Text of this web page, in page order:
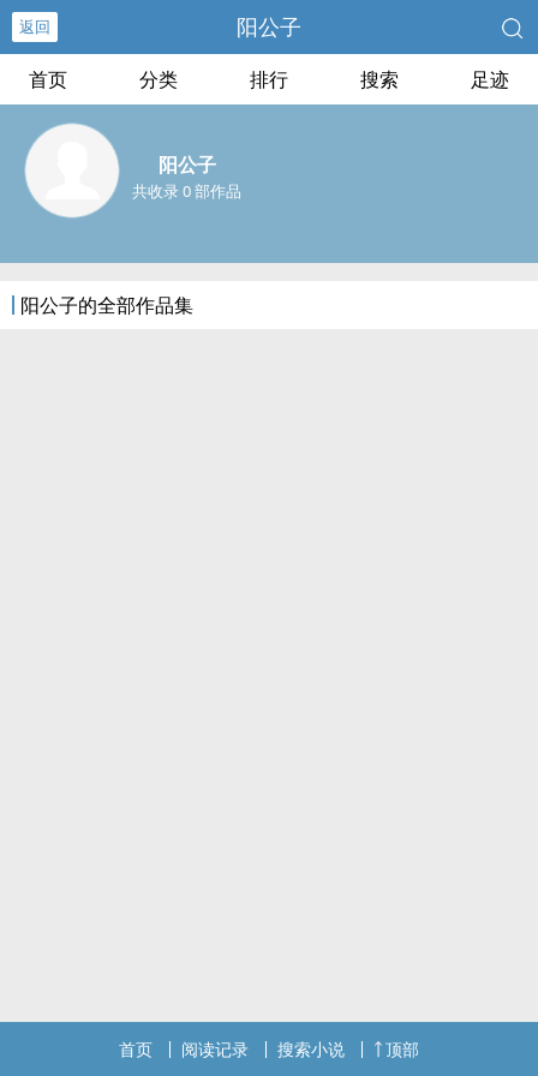
返回 阳公子
首页 分类 排行 搜索 足迹
阳公子
共收录 0 部作品
阳公子的全部作品集
首页 阅读记录 搜索小说 顶部